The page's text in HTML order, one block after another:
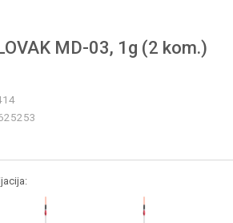
MD-03, 1g (2 kom.)